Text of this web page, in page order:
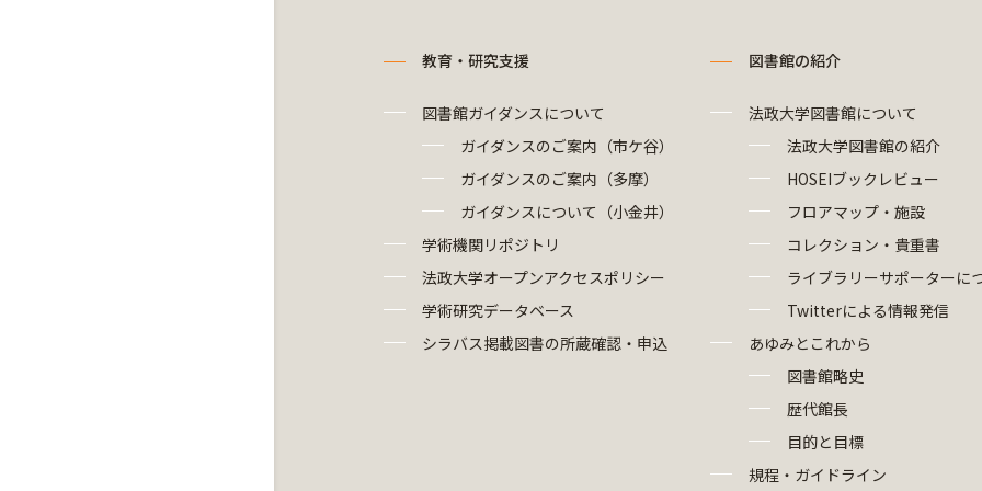
教育・研究支援
図書館ガイダンスについて
ガイダンスのご案内（市ケ谷）
ガイダンスのご案内（多摩）
ガイダンスについて（小金井）
学術機関リポジトリ
法政大学オープンアクセスポリシー
学術研究データベース
シラバス掲載図書の所蔵確認・申込
図書館の紹介
法政大学図書館について
法政大学図書館の紹介
HOSEIブックレビュー
フロアマップ・施設
コレクション・貴重書
ライブラリーサポーターに
Twitterによる情報発信
あゆみとこれから
図書館略史
歴代館長
目的と目標
規程・ガイドライン